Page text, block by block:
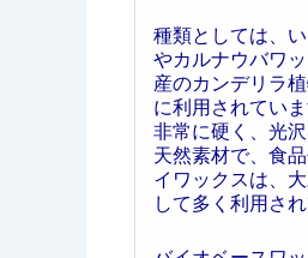
種類としては、
やカルナウバワ
産のカンデリラ
に利用されてい
非常に硬く、光
天然素材で、食
イワックスは、
して多く利用され